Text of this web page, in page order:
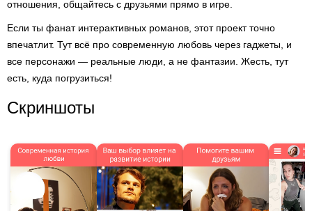
отношения, общайтесь с друзьями прямо в игре.
Если ты фанат интерактивных романов, этот проект точно
впечатлит. Тут всё про современную любовь через гаджеты, и
все персонажи — реальные люди, а не фантазии. Жесть, тут
есть, куда погрузиться!
Скриншоты